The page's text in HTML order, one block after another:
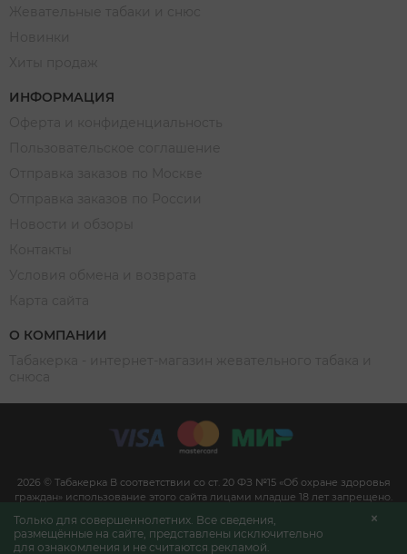
Только для совершеннолетних. Все сведения,
размещённые на сайте, представлены исключительно
для ознакомления и не считаются рекламой.
ИНФОРМАЦИЯ
О КОМПАНИИ
2026 © Табакерка В соответствии со ст. 20 ФЗ №15 «Об охране здоровья
граждан» использование этого сайта лицами младше 18 лет запрещено.
для достоверного ознакомления покупателей со свойствами,
характеристиками продукции и её наличием в магазине согласно п. 1 и